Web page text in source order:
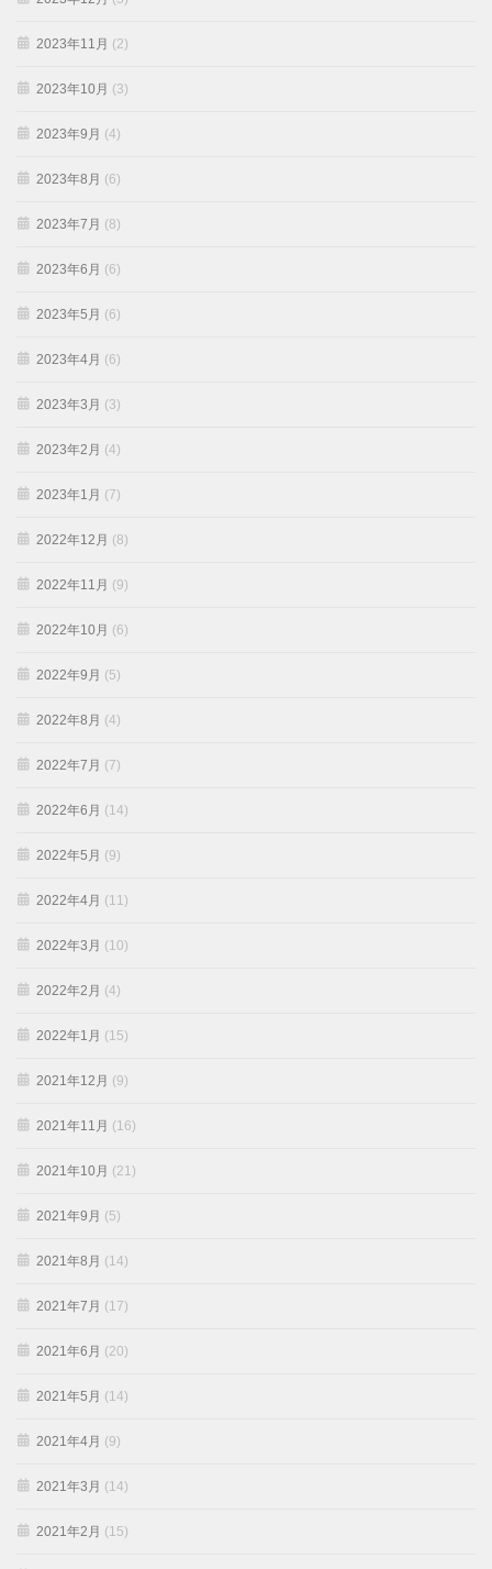
2023年11月 (2)
2023年10月 (3)
2023年9月 (4)
2023年8月 (6)
2023年7月 (8)
2023年6月 (6)
2023年5月 (6)
2023年4月 (6)
2023年3月 (3)
2023年2月 (4)
2023年1月 (7)
2022年12月 (8)
2022年11月 (9)
2022年10月 (6)
2022年9月 (5)
2022年8月 (4)
2022年7月 (7)
2022年6月 (14)
2022年5月 (9)
2022年4月 (11)
2022年3月 (10)
2022年2月 (4)
2022年1月 (15)
2021年12月 (9)
2021年11月 (16)
2021年10月 (21)
2021年9月 (5)
2021年8月 (14)
2021年7月 (17)
2021年6月 (20)
2021年5月 (14)
2021年4月 (9)
2021年3月 (14)
2021年2月 (15)